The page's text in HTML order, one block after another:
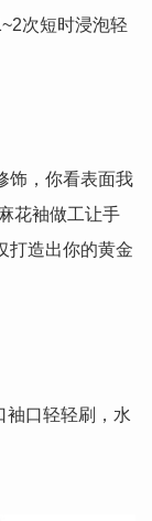
次短时浸泡轻
饰，你看表面我
花袖做工让手
打造出你的黄金
袖口轻轻刷，水